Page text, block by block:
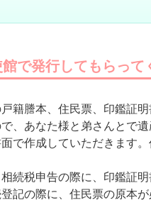
で発行してもらって
籍謄本、住民票、印鑑証明
、あなた様と弟さんとで
で作成していただきます
続税申告の際に、印鑑証明
記の際に、住民票の原本が